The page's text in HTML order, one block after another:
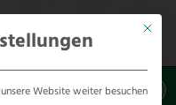
Mit
Website weiter besuchen